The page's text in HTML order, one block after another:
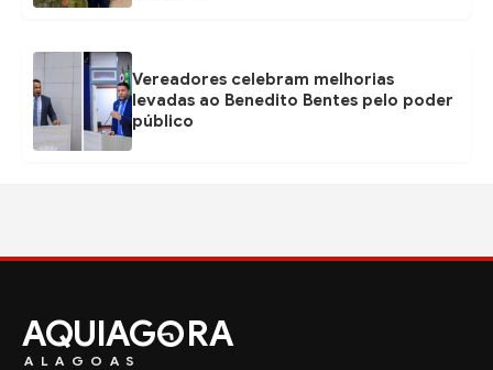
Vereadores celebram melhorias
levadas ao Benedito Bentes pelo poder
público
AQUIAG RA
ALAGOAS